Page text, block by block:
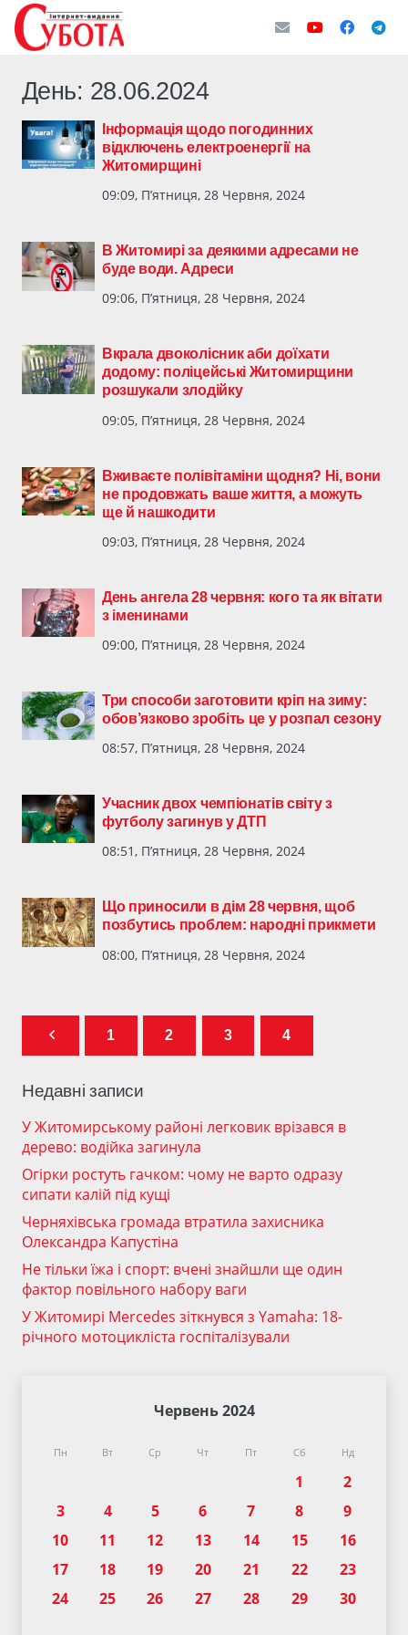
День: 28.06.2024
Інформація щодо погодинних
відключень електроенергії на
Житомирщині
09:09, П’ятниця, 28 Червня, 2024
В Житомирі за деякими адресами не
буде води. Адреси
09:06, П’ятниця, 28 Червня, 2024
Вкрала двоколісник аби доїхати
додому: поліцейські Житомирщини
розшукали злодійку
09:05, П’ятниця, 28 Червня, 2024
Вживаєте полівітаміни щодня? Ні, вони
не продовжать ваше життя, а можуть
ще й нашкодити
09:03, П’ятниця, 28 Червня, 2024
День ангела 28 червня: кого та як вітати
з іменинами
09:00, П’ятниця, 28 Червня, 2024
Три способи заготовити кріп на зиму:
обов’язково зробіть це у розпал сезону
08:57, П’ятниця, 28 Червня, 2024
Учасник двох чемпіонатів світу з
футболу загинув у ДТП
08:51, П’ятниця, 28 Червня, 2024
Що приносили в дім 28 червня, щоб
позбутись проблем: народні прикмети
08:00, П’ятниця, 28 Червня, 2024
1 2 3 4
Недавні записи
У Житомирському районі легковик врізався в
дерево: водійка загинула
Огірки ростуть гачком: чому не варто одразу
сипати калій під кущі
Черняхівська громада втратила захисника
Олександра Капустіна
Не тільки їжа і спорт: вчені знайшли ще один
фактор повільного набору ваги
У Житомирі Mercedes зіткнувся з Yamaha: 18-
річного мотоцикліста госпіталізували
Червень 2024
Пн Вт Ср Чт Пт Сб Нд
1
2
3
4 5 6 7 8
9
10
11 12 13 14 15
16
17
18 19 20 21 22
23
24
25 26 27 28 29 30